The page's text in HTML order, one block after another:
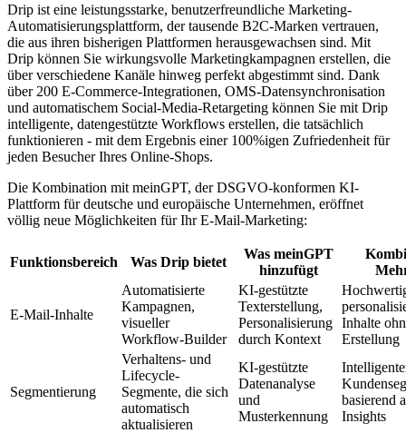
Drip ist eine leistungsstarke, benutzerfreundliche Marketing-
Automatisierungsplattform, der tausende B2C-Marken vertrauen,
die aus ihren bisherigen Plattformen herausgewachsen sind. Mit
Drip können Sie wirkungsvolle Marketingkampagnen erstellen, die
über verschiedene Kanäle hinweg perfekt abgestimmt sind. Dank
über 200 E-Commerce-Integrationen, OMS-Datensynchronisation
und automatischem Social-Media-Retargeting können Sie mit Drip
intelligente, datengestützte Workflows erstellen, die tatsächlich
funktionieren - mit dem Ergebnis einer 100%igen Zufriedenheit für
jeden Besucher Ihres Online-Shops.
Die Kombination mit meinGPT, der DSGVO-konformen KI-
Plattform für deutsche und europäische Unternehmen, eröffnet
völlig neue Möglichkeiten für Ihr E-Mail-Marketing:
Funktionsbereich Was Drip bietet
Was meinGPT
hinzufügt
E-Mail-Inhalte
Automatisierte
Kampagnen,
visueller
Workflow-Builder
KI-gestützte
Texterstellung,
Personalisierung
durch Kontext
Inhalte
Erstellung
Segmentierung
Verhaltens- und
Lifecycle-
Segmente, die sich
automatisch
aktualisieren
KI-gestützte
Datenanalyse
und
Musterkennung
basierend
Insights